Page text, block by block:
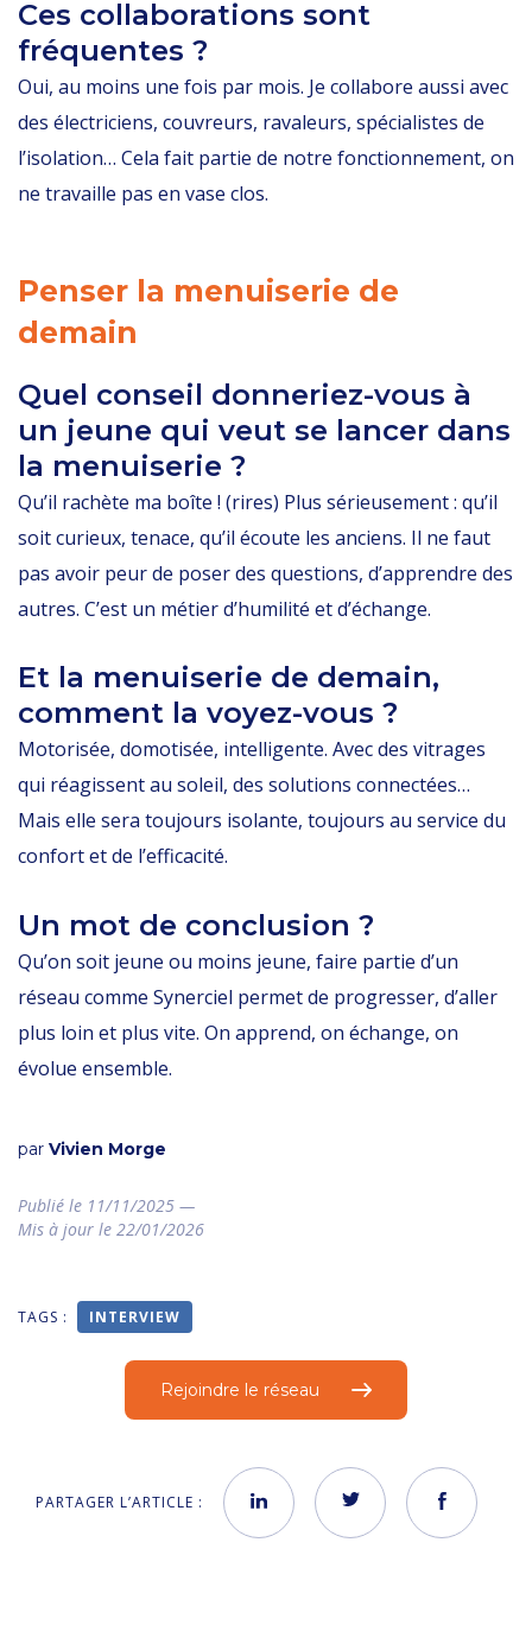
Ces collaborations sont
fréquentes ?
Oui, au moins une fois par mois. Je collabore aussi avec
des électriciens, couvreurs, ravaleurs, spécialistes de
l’isolation… Cela fait partie de notre fonctionnement, on
ne travaille pas en vase clos.
Penser la menuiserie de
demain
Quel conseil donneriez-vous à
un jeune qui veut se lancer dans
la menuiserie ?
Qu’il rachète ma boîte ! (rires) Plus sérieusement : qu’il
soit curieux, tenace, qu’il écoute les anciens. Il ne faut
pas avoir peur de poser des questions, d’apprendre des
autres. C’est un métier d’humilité et d’échange.
Et la menuiserie de demain,
comment la voyez-vous ?
Motorisée, domotisée, intelligente. Avec des vitrages
qui réagissent au soleil, des solutions connectées…
Mais elle sera toujours isolante, toujours au service du
confort et de l’efficacité.
Un mot de conclusion ?
Qu’on soit jeune ou moins jeune, faire partie d’un
réseau comme Synerciel permet de progresser, d’aller
plus loin et plus vite. On apprend, on échange, on
évolue ensemble.
par Vivien Morge
Publié le 11/11/2025 —
Mis à jour le 22/01/2026
TAGS : INTERVIEW
Rejoindre le réseau
PARTAGER L’ARTICLE :